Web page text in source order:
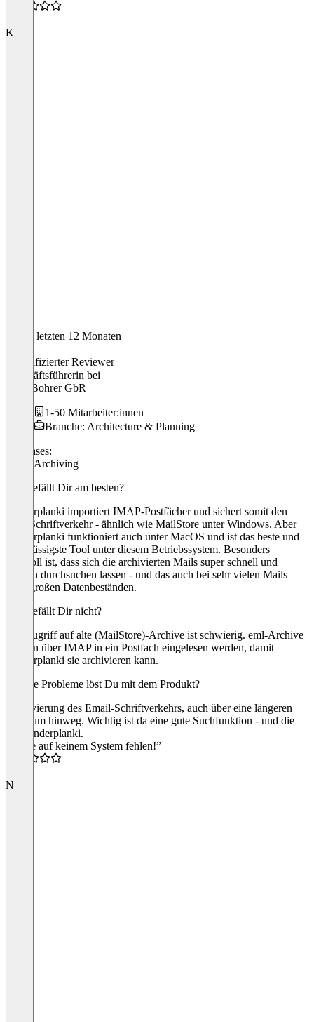
K
In den letzten 12 Monaten
Verifizierter Reviewer
Geschäftsführerin bei
Büro Bohrer GbR
1-50 Mitarbeiter:innen
Branche: Architecture & Planning
Use cases:
Email Archiving
Was gefällt Dir am besten?
Vanderplanki importiert IMAP-Postfächer und sichert somit den
Mail-Schriftverkehr - ähnlich wie MailStore unter Windows. Aber
Vanderplanki funktioniert auch unter MacOS und ist das beste und
zuverlässigste Tool unter diesem Betriebssystem. Besonders
wertvoll ist, dass sich die archivierten Mails super schnell und
einfach durchsuchen lassen - und das auch bei sehr vielen Mails
bzw. großen Datenbeständen.
Was gefällt Dir nicht?
Der Zugriff auf alte (MailStore)-Archive ist schwierig. eml-Archive
müssen über IMAP in ein Postfach eingelesen werden, damit
Vanderplanki sie archivieren kann.
Welche Probleme löst Du mit dem Produkt?
Archivierung des Email-Schriftverkehrs, auch über eine längeren
Zeitraum hinweg. Wichtig ist da eine gute Suchfunktion - und die
hat Vanderplanki.
“Sollte auf keinem System fehlen!”
N